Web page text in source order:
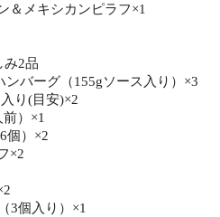
＆メキシカンピラフ×1
2品
バーグ（155gソース入り）×3
り(目安)×2
）×1
個）×2
×2
3個入り）×1